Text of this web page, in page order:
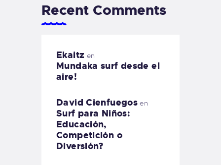
Recent Comments
Ekaitz en
Mundaka surf desde el
aire!
David Cienfuegos en
Surf para Niños:
Educación,
Competición o
Diversión?